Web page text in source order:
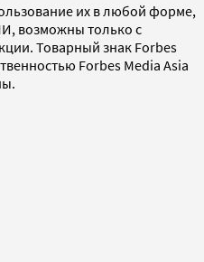
их в любой форме,
возможны только с
Товарный знак Forbes
Forbes Media Asia